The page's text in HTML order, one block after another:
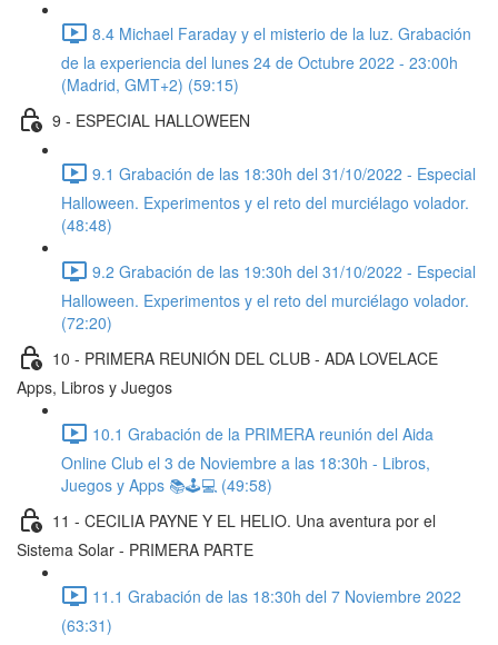
8.4 Michael Faraday y el misterio de la luz. Grabación
de la experiencia del lunes 24 de Octubre 2022 - 23:00h
(Madrid, GMT+2) (59:15)
9 - ESPECIAL HALLOWEEN
9.1 Grabación de las 18:30h del 31/10/2022 - Especial
Halloween. Experimentos y el reto del murciélago volador.
(48:48)
9.2 Grabación de las 19:30h del 31/10/2022 - Especial
Halloween. Experimentos y el reto del murciélago volador.
(72:20)
10 - PRIMERA REUNIÓN DEL CLUB - ADA LOVELACE
Apps, Libros y Juegos
10.1 Grabación de la PRIMERA reunión del Aida
Online Club el 3 de Noviembre a las 18:30h - Libros,
Juegos y Apps 📚🕹💻 (49:58)
11 - CECILIA PAYNE Y EL HELIO. Una aventura por el
Sistema Solar - PRIMERA PARTE
11.1 Grabación de las 18:30h del 7 Noviembre 2022
(63:31)